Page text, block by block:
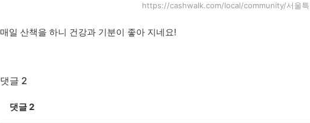
https://cashwalk.com/local/community/서울
매일 산책을 하니 건강과 기분이 좋아 지네요!
댓글 2
댓글2